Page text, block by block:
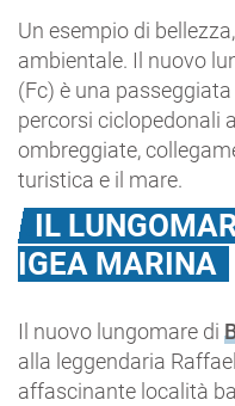
Un esempio di
ambientale. Il nuovo
(Fc) è una
percorsi ciclopedonali
ombreggiate,
turistica e il mare.
IL
IGEA MARINA
Il nuovo lungomare di
alla leggendaria
affascinante località